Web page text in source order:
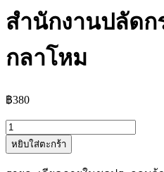
สำนักงานปลัดก
กลาโหม
฿380
จำนวน
แนว
หยิบใส่ตะกร้า